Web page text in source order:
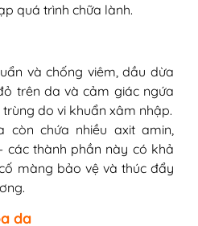
quá trình chữa lành.
và chống viêm, dầu dừa
trên da và cảm giác ngứa
do vi khuẩn xâm nhập.
còn chứa nhiều axit amin,
các thành phần này có khả
màng bảo vệ và thúc đẩy
da